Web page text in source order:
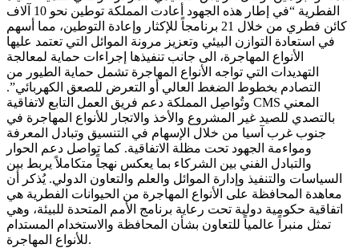
الفطرية “في إطار هذه الجهود أعادت المملكة توطين نحو 10 آلاف
كائن فطري من خلال 21 برنامجاً للإكثار وإعادة التوطين، مما أسهم
في استعادة التوازن البيئي وتعزيز مرونة الموائل التي تعتمد عليها
الأنواع المهاجرة، الى جانب تنفيذها إجراءات حماية لمعالجة
التهديدات التي تواجه الأنواع المهاجرة تشمل حماية الطيور من
التصادم بخطوط الضغط العالي أو التعرض للصعق الكهربائي”.
وتُواصِل المملكة دعم فريق العمل التابع لاتفاقية CMS المعني
بالتصدي للصيد غير المشروع والأخذ والاتجار للأنواع المهاجرة في
جنوب غرب آسيا من خلال الإسهام في التنسيق وتبادل المعرفة
ومواءمة الجهود تحت مظلة الاتفاقية. كما تواصل دعم الحوار
والتبادل الفني بين الشركاء بما يعكس نهجاً متكاملاً يربط بين
السياسات والتنفيذ وإدارة الموائل والعلم والتعاون الدولي. يُذكر أن
معاهدة المحافظة على الأنواع المهاجرة من الحيوانات الفطرية هي
اتفاقية حكومية دولية تحت رعاية برنامج الأمم المتحدة للبيئة، وهي
تمثل منبراً عالمياً للتعاون بشأن المحافظة والاستخدام المستدام
للأنواع المهاجرة.